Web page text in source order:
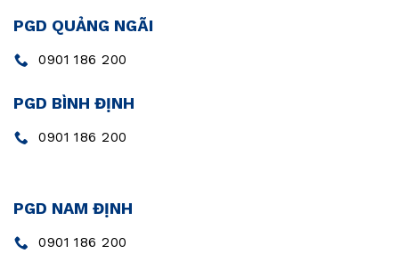
PGD QUẢNG NGÃI
0901 186 200
PGD BÌNH ĐỊNH
0901 186 200
PGD NAM ĐỊNH
0901 186 200